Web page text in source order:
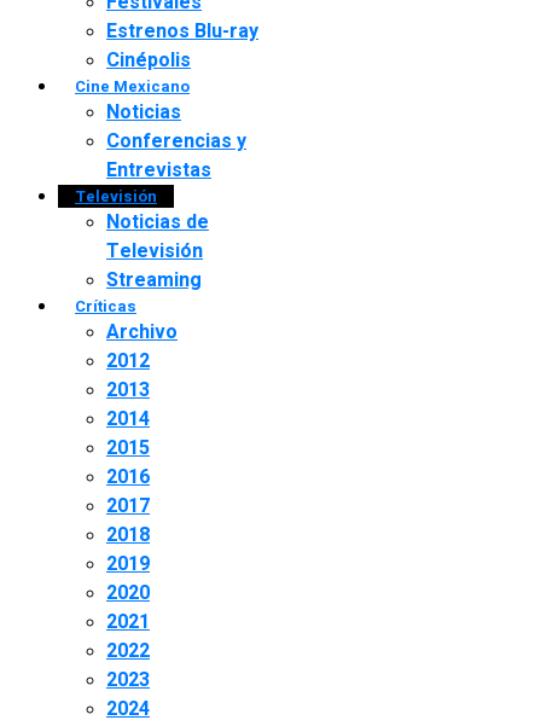
Estrenos Blu-ray
Cinépolis
Cine Mexicano
Noticias
Conferencias y
Entrevistas
Televisión
Noticias de
Televisión
Streaming
Críticas
Archivo
2012
2013
2014
2015
2016
2017
2018
2019
2020
2021
2022
2023
2024